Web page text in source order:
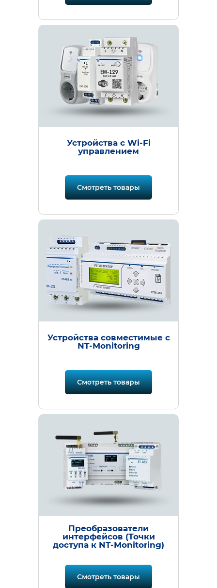
Устройства с Wi-Fi
управлением
Смотреть товары
Устройства совместимые с
NT-Monitoring
Смотреть товары
Преобразователи
интерфейсов (Точки
доступа к NT-Monitoring)
Смотреть товары